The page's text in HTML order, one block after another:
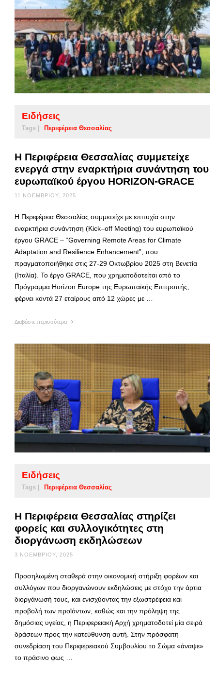
Ειδήσεις
Tags | Περιφέρεια Θεσσαλίας
Η Περιφέρεια Θεσσαλίας συμμετείχε
ενεργά στην εναρκτήρια συνάντηση του
ευρωπαϊκού έργου HORIZON-GRACE
11 ΝΟΕΜΒΡΊΟΥ, 2025
Η Περιφέρεια Θεσσαλίας συμμετείχε με επιτυχία στην
εναρκτήρια συνάντηση (Kick–off Meeting) του ευρωπαϊκού
έργου GRACE – “Governing Remote Areas for Climate
Adaptation and Resilience Enhancement”, που
πραγματοποιήθηκε στις 27-29 Οκτωβρίου 2025 στη Βενετία
(Ιταλία). Το έργο GRACE, που χρηματοδοτείται από το
Πρόγραμμα Horizon Europe της Ευρωπαϊκής Επιτροπής,
φέρνει κοντά 27 εταίρους από 12 χώρες με …
Διαβάστε περισσότερα
Ειδήσεις
Tags | Περιφέρεια Θεσσαλίας
Η Περιφέρεια Θεσσαλίας στηρίζει
φορείς και συλλογικότητες στη
διοργάνωση εκδηλώσεων
3 ΝΟΕΜΒΡΊΟΥ, 2025
Προσηλωμένη σταθερά στην οικονομική στήριξη φορέων και
συλλόγων που διοργανώνουν εκδηλώσεις με στόχο την άρτια
διοργάνωσή τους, και ενισχύοντας την εξωστρέφεια και
προβολή των προϊόντων, καθώς και την πρόληψη της
δημόσιας υγείας, η Περιφερειακή Αρχή χρηματοδοτεί μία σειρά
δράσεων προς την κατεύθυνση αυτή. Στην πρόσφατη
συνεδρίαση του Περιφερειακού Συμβουλίου το Σώμα «άναψε»
το πράσινο φως …